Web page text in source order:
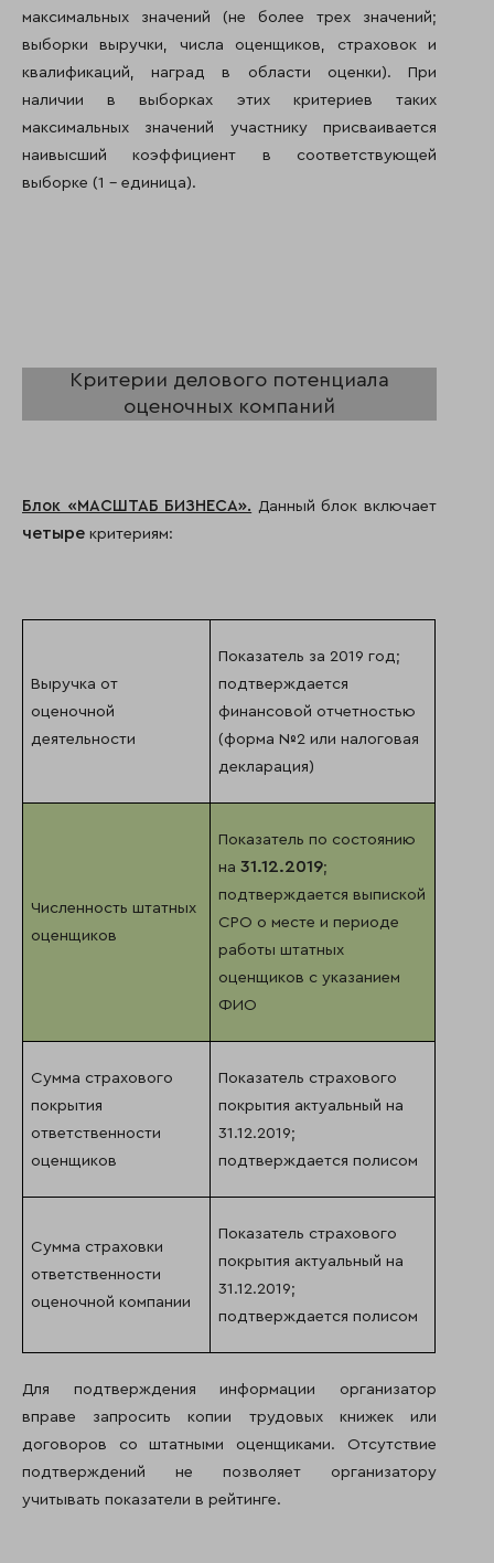
максимальных значений (не более трех значений;
выборки выручки, числа оценщиков, страховок и
квалификаций, наград в области оценки). При
наличии в выборках этих критериев таких
максимальных значений участнику присваивается
наивысший коэффициент в соответствующей
выборке (1 – единица).
Критерии делового потенциала
оценочных компаний
Блок «МАСШТАБ БИЗНЕСА». Данный блок включает
четыре критериям:
Выручка от
оценочной
деятельности
Показатель за 2019 год;
подтверждается
финансовой отчетностью
(форма №2 или налоговая
декларация)
Численность штатных
оценщиков
Показатель по состоянию
на31.12.2019;
подтверждается выпиской
СРО о месте и периоде
работы штатных
оценщиков с указанием
ФИО
Сумма страхового
покрытия
ответственности
оценщиков
Показатель страхового
покрытия актуальный на
31.12.2019;
подтверждается полисом
Сумма страховки
ответственности
оценочной компании
Показатель страхового
покрытия актуальный на
31.12.2019;
подтверждается полисом
Для подтверждения информации организатор
вправе запросить копии трудовых книжек или
договоров со штатными оценщиками. Отсутствие
подтверждений не позволяет организатору
учитывать показатели в рейтинге.